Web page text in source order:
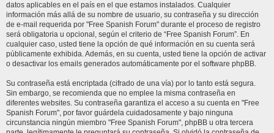
datos aplicables en el país en el que estamos instalados. Cualquier
información más allá de su nombre de usuario, su contraseña y su dirección
de e-mail requerida por "Free Spanish Forum" durante el proceso de registro
será obligatoria u opcional, según el criterio de “Free Spanish Forum”. En
cualquier caso, usted tiene la opción de qué información en su cuenta será
públicamente exhibida. Además, en su cuenta, usted tiene la opción de activar
o desactivar los emails generados automáticamente por el software phpBB.
Su contraseña está encriptada (cifrado de una vía) por lo tanto está segura.
Sin embargo, se recomienda que no emplee la misma contraseña en
diferentes websites. Su contraseña garantiza el acceso a su cuenta en "Free
Spanish Forum", por favor guárdela cuidadosamente y bajo ninguna
circunstancia ningún miembro "Free Spanish Forum", phpBB u otra tercera